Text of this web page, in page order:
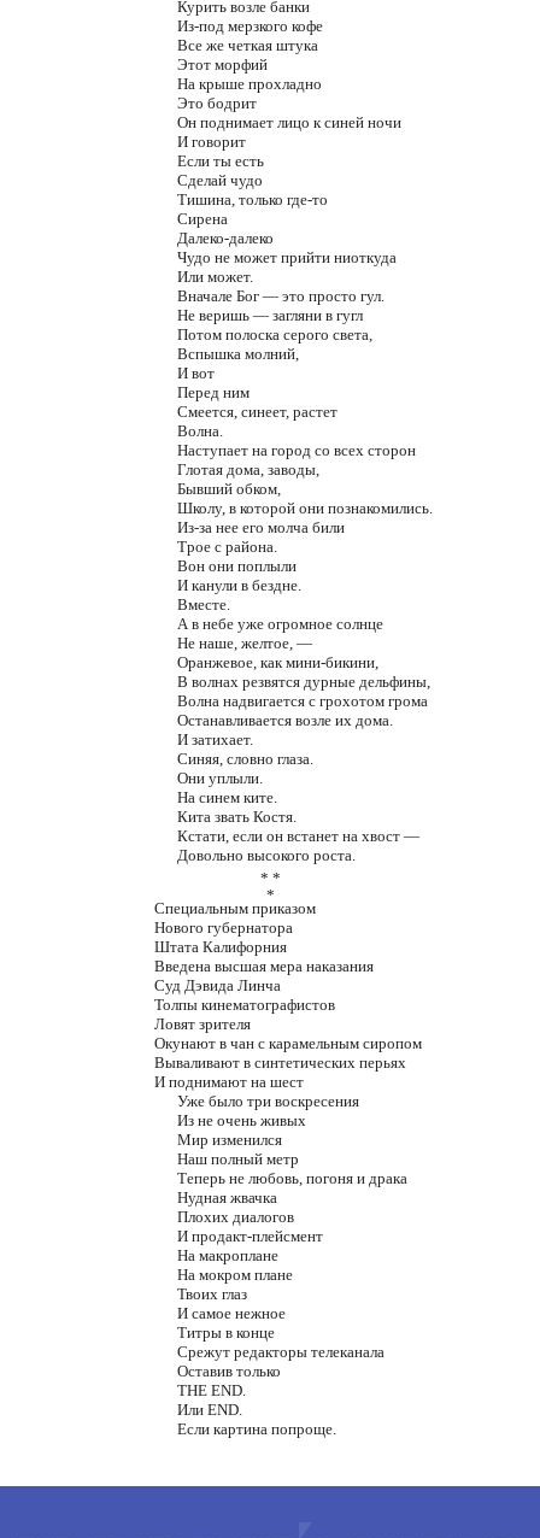
Курить возле банки
Из-под мерзкого кофе
Все же четкая штука
Этот морфий
На крыше прохладно
Это бодрит
Он поднимает лицо к синей ночи
И говорит
Если ты есть
Сделай чудо
Тишина, только где-то
Сирена
Далеко-далеко
Чудо не может прийти ниоткуда
Или может.
Вначале Бог — это просто гул.
Не веришь — загляни в гугл
Потом полоска серого света,
Вспышка молний,
И вот
Перед ним
Смеется, синеет, растет
Волна.
Наступает на город со всех сторон
Глотая дома, заводы,
Бывший обком,
Школу, в которой они познакомились.
Из-за нее его молча били
Трое с района.
Вон они поплыли
И канули в бездне.
Вместе.
А в небе уже огромное солнце
Не наше, желтое, —
Оранжевое, как мини-бикини,
В волнах резвятся дурные дельфины,
Волна надвигается с грохотом грома
Останавливается возле их дома.
И затихает.
Синяя, словно глаза.
Они уплыли.
На синем ките.
Кита звать Костя.
Кстати, если он встанет на хвост —
Довольно высокого роста.
* *
*
Специальным приказом
Нового губернатора
Штата Калифорния
Введена высшая мера наказания
Суд Дэвида Линча
Толпы кинематографистов
Ловят зрителя
Окунают в чан с карамельным сиропом
Вываливают в синтетических перьях
И поднимают на шест
Уже было три воскресения
Из не очень живых
Мир изменился
Наш полный метр
Теперь не любовь, погоня и драка
Нудная жвачка
Плохих диалогов
И продакт-плейсмент
На макроплане
На мокром плане
Твоих глаз
И самое нежное
Титры в конце
Срежут редакторы телеканала
Оставив только
THE END.
Или END.
Если картина попроще.